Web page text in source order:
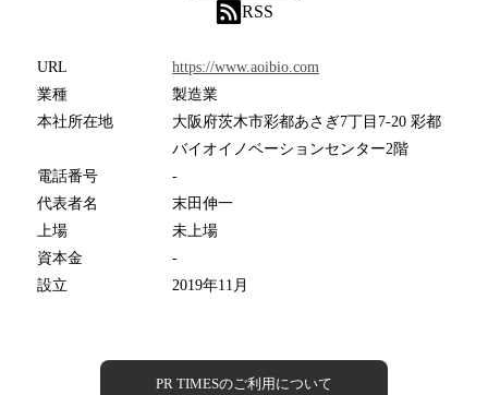
RSS
URL
https://www.aoibio.com
業種
製造業
本社所在地
大阪府茨木市彩都あさぎ7丁目7-20 彩都
バイオイノベーションセンター2階
電話番号
-
代表者名
末田伸一
上場
未上場
資本金
-
設立
2019年11月
PR TIMESのご利用について